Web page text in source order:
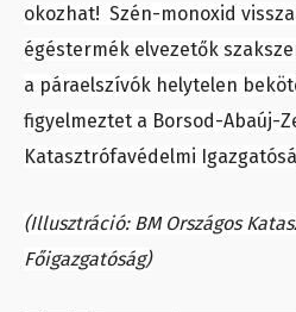
okozhat! Szén-monoxid
égéstermék elvezetők
a páraelszívók helytelen
figyelmeztet a Borsod-Abaúj-
Katasztrófavédelmi
(Illusztráció: BM Országos
Főigazgatóság)